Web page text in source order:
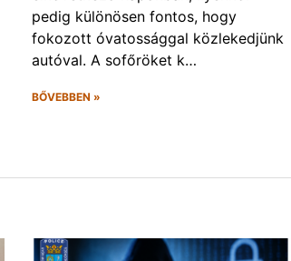
pedig különösen fontos, hogy
fokozott óvatossággal közlekedjünk
autóval. A sofőröket k…
BŐVEBBEN »